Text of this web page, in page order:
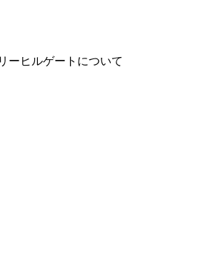
ーヒルゲートについて